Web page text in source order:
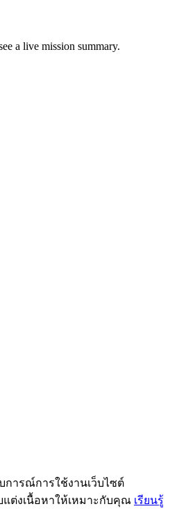
a live mission summary.
การณ์การใช้งานเว็บไซต์
แต่งเนื้อหาให้เหมาะกับคุณ เรียนรู้